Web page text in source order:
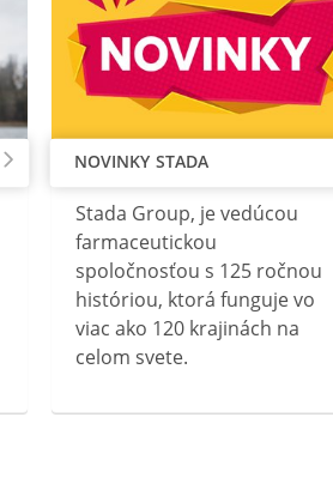
NOVINKY STADA
Stada Group, je vedúcou
farmaceutickou
spoločnosťou s 125 ročnou
históriou, ktorá funguje vo
viac ako 120 krajinách na
celom svete.